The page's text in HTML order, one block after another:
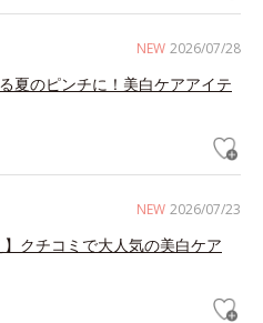
NEW 2026/07/28
夏のピンチに！美白ケアアイテ
NEW 2026/07/23
】クチコミで大人気の美白ケア